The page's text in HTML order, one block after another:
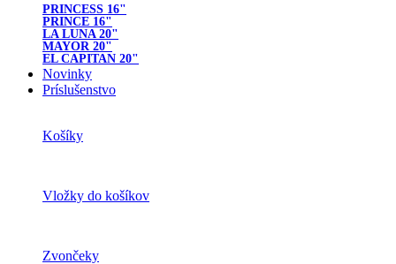
PRINCESS 16"
PRINCE 16"
LA LUNA 20"
MAYOR 20"
EL CAPITAN 20"
Novinky
Príslušenstvo
Košíky
Vložky do košíkov
Zvončeky